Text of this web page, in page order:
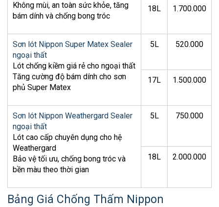
Không mùi, an toàn sức khỏe, tăng
bám dính và chống bong tróc
18L 1.700.000
Sơn lót Nippon Super Matex Sealer
ngoại thất
Lót chống kiềm giá rẻ cho ngoại thất
Tăng cường độ bám dính cho sơn
phủ Super Matex
5L 520.000
17L 1.500.000
Sơn lót Nippon Weathergard Sealer
ngoại thất
Lót cao cấp chuyên dụng cho hệ
Weathergard
Bảo vệ tối ưu, chống bong tróc và
bền màu theo thời gian
5L 750.000
18L 2.000.000
Bảng Giá Chống Thấm Nippon